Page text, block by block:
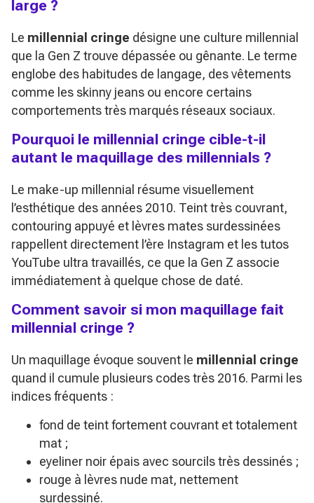
large ?
Le millennial cringe désigne une culture millennial
que la Gen Z trouve dépassée ou gênante. Le terme
englobe des habitudes de langage, des vêtements
comme les skinny jeans ou encore certains
comportements très marqués réseaux sociaux.
Pourquoi le millennial cringe cible-t-il
autant le maquillage des millennials ?
Le make-up millennial résume visuellement
l’esthétique des années 2010. Teint très couvrant,
contouring appuyé et lèvres mates surdessinées
rappellent directement l’ère Instagram et les tutos
YouTube ultra travaillés, ce que la Gen Z associe
immédiatement à quelque chose de daté.
Comment savoir si mon maquillage fait
millennial cringe ?
Un maquillage évoque souvent le millennial cringe
quand il cumule plusieurs codes très 2016. Parmi les
indices fréquents :
fond de teint fortement couvrant et totalement
mat ;
eyeliner noir épais avec sourcils très dessinés ;
rouge à lèvres nude mat, nettement
surdessiné.